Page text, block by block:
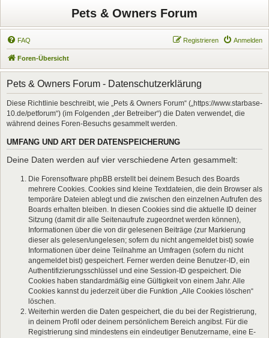
Pets & Owners Forum
FAQ Anmelden
Registrieren
Foren-Übersicht
Pets & Owners Forum - Datenschutzerklärung
Diese Richtlinie beschreibt, wie „Pets & Owners Forum“ („https://www.starbase-
10.de/petforum“) (im Folgenden „der Betreiber“) die Daten verwendet, die
während deines Foren-Besuchs gesammelt werden.
UMFANG UND ART DER DATENSPEICHERUNG
Deine Daten werden auf vier verschiedene Arten gesammelt:
Die Forensoftware phpBB erstellt bei deinem Besuch des Boards
mehrere Cookies. Cookies sind kleine Textdateien, die dein Browser als
temporäre Dateien ablegt und die zwischen den einzelnen Aufrufen des
Boards erhalten bleiben. In diesen Cookies sind die aktuelle ID deiner
Sitzung (damit dir alle Seitenaufrufe zugeordnet werden können),
Informationen über die von dir gelesenen Beiträge (zur Markierung
dieser als gelesen/ungelesen; sofern du nicht angemeldet bist) sowie
Informationen über deine Teilnahme an Umfragen (sofern du nicht
angemeldet bist) gespeichert. Ferner werden deine Benutzer-ID, ein
Authentifizierungsschlüssel und eine Session-ID gespeichert. Die
Cookies haben standardmäßig eine Gültigkeit von einem Jahr. Alle
Cookies kannst du jederzeit über die Funktion „Alle Cookies löschen“
löschen.
Weiterhin werden die Daten gespeichert, die du bei der Registrierung,
in deinem Profil oder deinem persönlichem Bereich angibst. Für die
Registrierung sind mindestens ein eindeutiger Benutzername, eine E-